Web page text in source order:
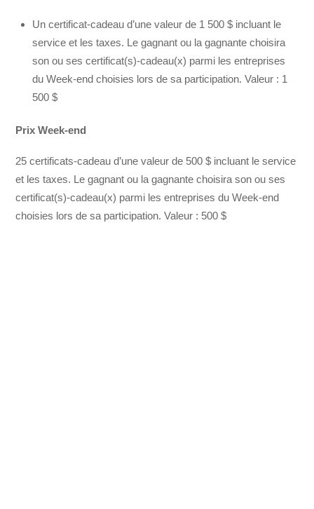
Un certificat-cadeau d’une valeur de 1 500 $ incluant le
service et les taxes. Le gagnant ou la gagnante choisira
son ou ses certificat(s)-cadeau(x) parmi les entreprises
du Week-end choisies lors de sa participation. Valeur : 1
500 $
Prix Week-end
25 certificats-cadeau d’une valeur de 500 $ incluant le service
et les taxes. Le gagnant ou la gagnante choisira son ou ses
certificat(s)-cadeau(x) parmi les entreprises du Week-end
choisies lors de sa participation. Valeur : 500 $